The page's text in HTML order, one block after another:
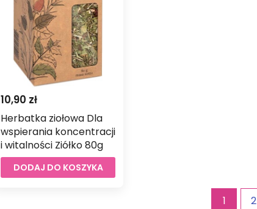
10,90 zł
Herbatka ziołowa Dla
wspierania koncentracji
i witalności Ziółko 80g
DODAJ DO KOSZYKA
1 2